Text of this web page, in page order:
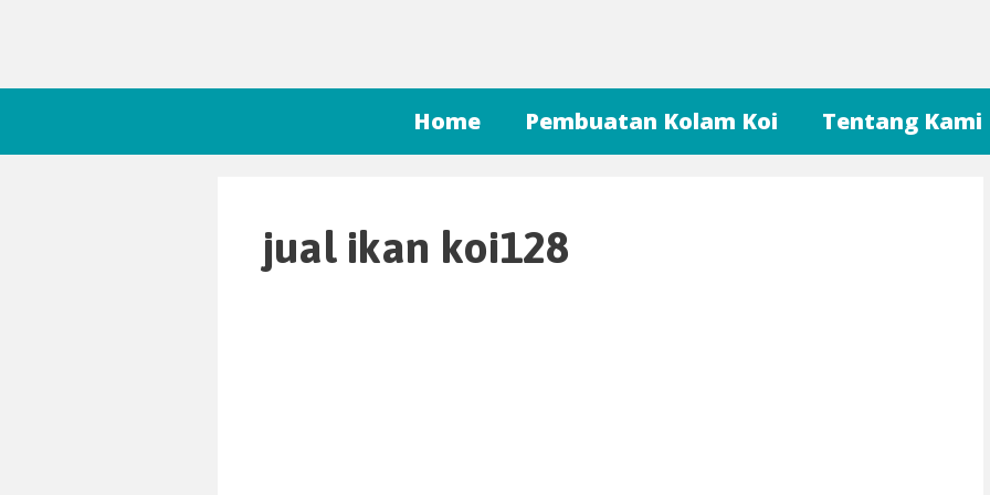
Home Pembuatan Kolam Koi Tentang Kami
jual ikan koi128